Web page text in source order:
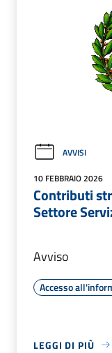
AVVISI
10 FEBBRAIO 2026
Contributi
Settore
Avviso
Accesso
LEGGI DI PIÙ